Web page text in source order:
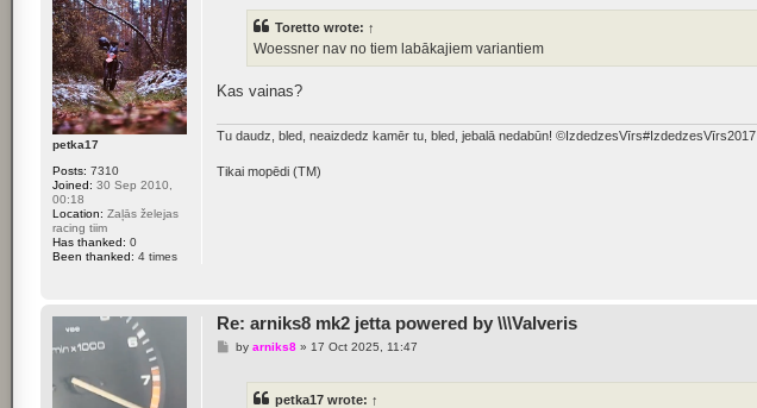
petka17
Posts: 7310
Joined: 30 Sep 2010,
00:18
Location: Zaļās želejas
racing tiim
Has thanked: 0
Been thanked: 4 times
Torettowrote: ↑
Woessner nav no tiem labākajiem variantiem
Kas vainas?
Tu daudz, bled, neaizdedz kamēr tu, bled, jebalā nedabūn! ©IzdedzesVīrs#IzdedzesVīrs2017
Tikai mopēdi (TM)
Re: arniks8 mk2 jetta powered by \\\Valveris
Pby arniks8» 17 Oct 2025, 11:47
petka17wrote: ↑